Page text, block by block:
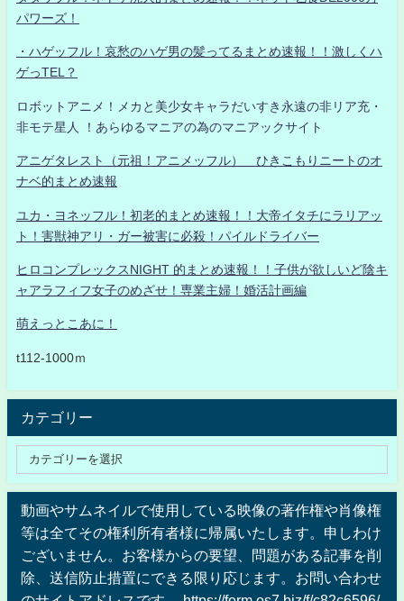
パワーズ！
・ハゲッフル！哀愁のハゲ男の髪ってるまとめ速報！！激しくハ
ゲっTEL？
ロボットアニメ！メカと美少女キャラだいすき永遠の非リア充・
非モテ星人 ！あらゆるマニアの為のマニアックサイト
アニゲタレスト（元祖！アニメッフル） ひきこもりニートのオ
ナベ的まとめ速報
ユカ・ヨネッフル！初老的まとめ速報！！大帝イタチにラリアッ
ト！害獣神アリ・ガー被害に必殺！パイルドライバー
ヒロコンプレックスNIGHT 的まとめ速報！！子供が欲しいど陰キ
ャアラフィフ女子のめざせ！専業主婦！婚活計画編
萌えっとこあに！
t112-1000ｍ
カテゴリー
動画やサムネイルで使用している映像の著作権や肖像権
等は全てその権利所有者様に帰属いたします。申しわけ
ございません。お客様からの要望、問題がある記事を削
除、送信防止措置にできる限り応じます。お問い合わせ